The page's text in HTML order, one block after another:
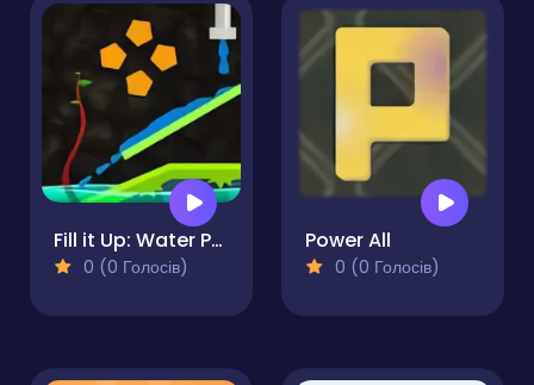
Fill it Up: Water Puzzle
0 (0 Голосів)
Power All
0 (0 Голосів)